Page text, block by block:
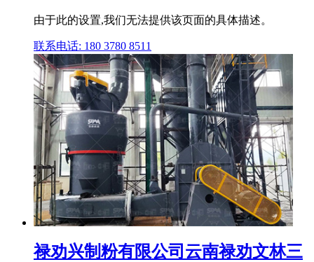
由于此的设置,我们无法提供该页面的具体描述。
联系电话: 180 3780 8511
禄劝兴制粉有限公司云南禄劝文林三